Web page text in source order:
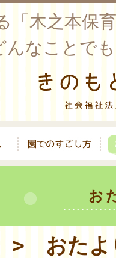
「木之本保
んなことで
お
> おたよ